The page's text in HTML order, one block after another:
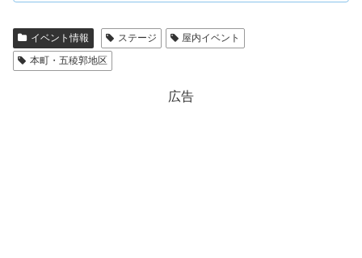
イベント情報 ステージ
屋内イベント
本町・五稜郭地区
広告